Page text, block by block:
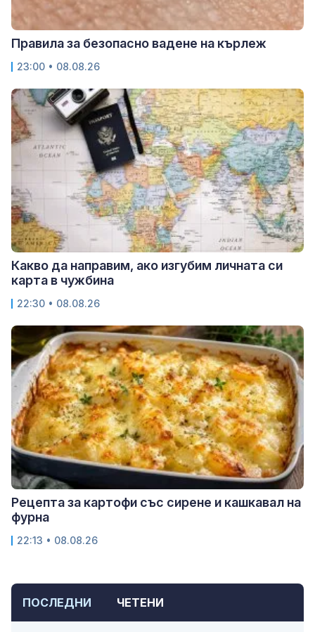
ПОСЛЕДНИ ЧЕТЕНИ
Правила за безопасно вадене на кърлеж
23:00 • 08.08.26
Какво да направим, ако изгубим личната си
карта в чужбина
22:30 • 08.08.26
Рецепта за картофи със сирене и кашкавал на
фурна
22:13 • 08.08.26